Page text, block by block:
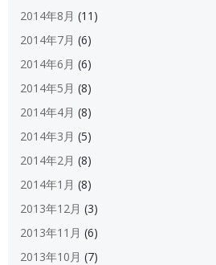
2014年8月 (11)
2014年7月 (6)
2014年6月 (6)
2014年5月 (8)
2014年4月 (8)
2014年3月 (5)
2014年2月 (8)
2014年1月 (8)
2013年12月 (3)
2013年11月 (6)
2013年10月 (7)